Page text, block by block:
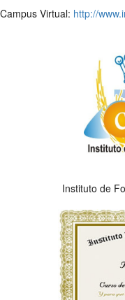
Campus Virtual: http://
Instituto de